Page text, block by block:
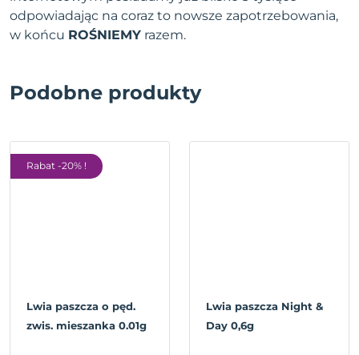
odpowiadając na coraz to nowsze zapotrzebowania,
w końcu ROŚNIEMY razem.
Podobne produkty
Rabat -20% !
Lwia paszcza o pęd.
zwis. mieszanka 0.01g
Lwia paszcza Night &
Day 0,6g